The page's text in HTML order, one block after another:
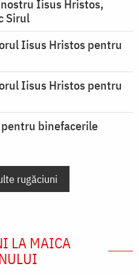
Iisus Hristos,
Sirul
Iisus Hristos pentru
Iisus Hristos pentru
binefacerile
rugăciuni
LA MAICA